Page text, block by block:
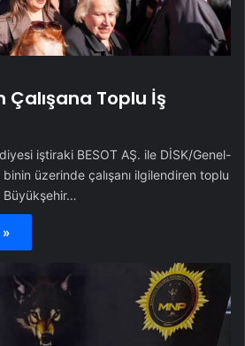
Çalışana Toplu İş
iştiraki BESOT AŞ. ile DİSK/Genel-
binin üzerinde çalışanı ilgilendiren toplu
Büyükşehir…
»